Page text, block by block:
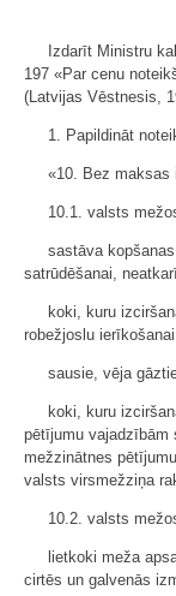
Izdarīt Ministru
197 «Par cenu
(Latvijas Vēstnesis,
1. Papildināt
«10. Bez maksas
10.1. valsts
sastāva
satrūdēšanai,
koki, kuru
robežjoslu
sausie, vēja
koki, kuru
pētījumu vajadzībām
mežzinātnes
valsts virsmežziņa
10.2. valsts
lietkoki meža
cirtēs un galvenās